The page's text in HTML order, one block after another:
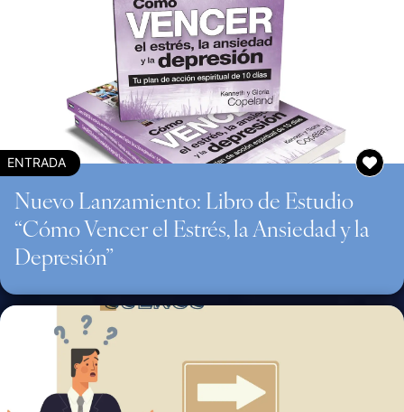
ENTRADA
Nuevo Lanzamiento: Libro de Estudio
“Cómo Vencer el Estrés, la Ansiedad y la
Depresión”